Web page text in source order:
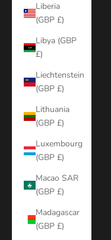
Liberia
(GBP £)
Libya (GBP
£)
Liechtenstein
(GBP £)
Lithuania
(GBP £)
Luxembourg
(GBP £)
Macao SAR
(GBP £)
Madagascar
(GBP £)